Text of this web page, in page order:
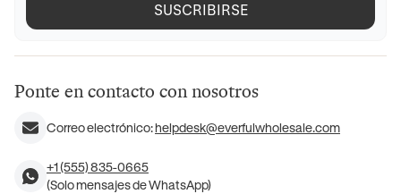
SUSCRIBIRSE
Ponte en contacto con nosotros
Correo electrónico:helpdesk@everfulwholesale.com
+1 (555) 835-0665
(Solo mensajes de WhatsApp)